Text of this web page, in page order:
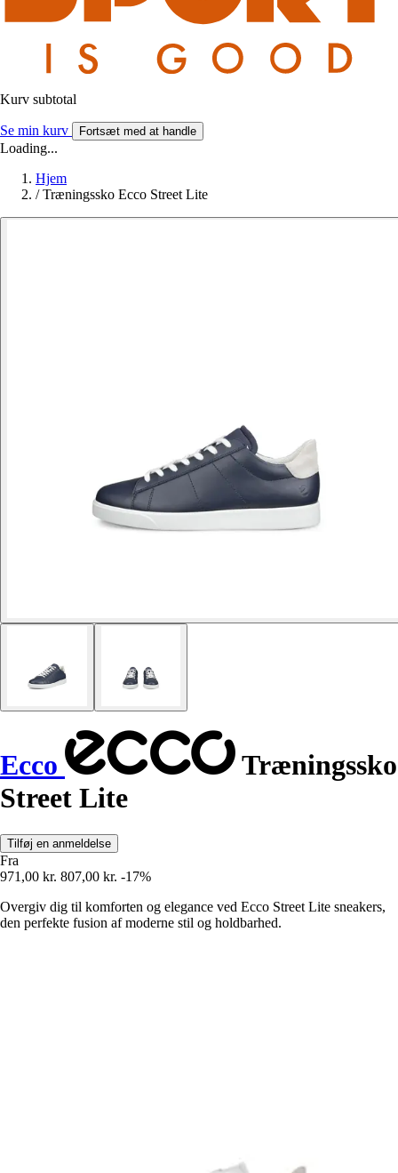
Kurv subtotal
Se min kurv Fortsæt med at handle
Loading...
Hjem
/ Træningssko Ecco Street Lite
Ecco
Træningssko
Street Lite
Tilføj en anmeldelse
Fra
971,00 kr. 807,00 kr. -17%
Overgiv dig til komforten og elegance ved Ecco Street Lite sneakers,
den perfekte fusion af moderne stil og holdbarhed.